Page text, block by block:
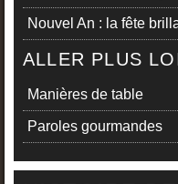
Nouvel An : la fête
ALLER PLUS
Manières de table
Paroles gourmandes